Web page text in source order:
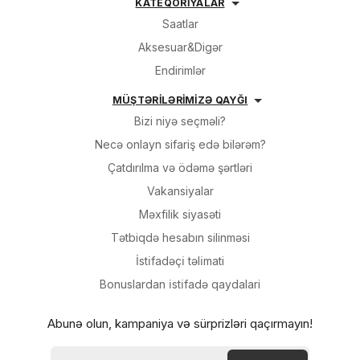
KATEQORİYALAR
Saatlar
Aksesuar&Digər
Endirimlər
MÜŞTƏRİLƏRİMİZƏ QAYĞI
Bizi niyə seçməli?
Necə onlayn sifariş edə bilərəm?
Çatdırılma və ödəmə şərtləri
Vakansiyalar
Məxfilik siyasəti
Tətbiqdə hesabın silinməsi
İsti̇fadəçi̇ təli̇mati
Bonuslardan i̇sti̇fadə qaydalari
Abunə olun, kampaniya və sürprizləri qaçırmayın!